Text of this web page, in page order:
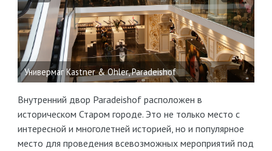
Универмаг Kastner & Ohler, Paradeishof
Внутренний двор Paradeishof расположен в
историческом Старом городе. Это не только место с
интересной и многолетней историей, но и популярное
место для проведения всевозможных мероприятий под